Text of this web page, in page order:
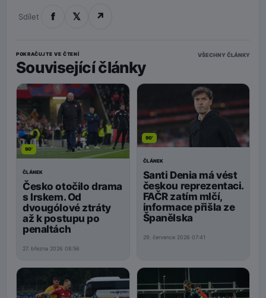
Sdílet f 𝕏 ↗
POKRAČUJTE VE ČTENÍ
Související články
VŠECHNY ČLÁNKY
90'
ČLÁNEK
Česko otočilo drama
s Irskem. Od
dvougólové ztráty
až k postupu po
penaltách
27. března 2026 08:56
90'
ČLÁNEK
Santi Denia má vést
českou reprezentaci.
FAČR zatím mlčí,
informace přišla ze
Španělska
29. července 2026 07:41